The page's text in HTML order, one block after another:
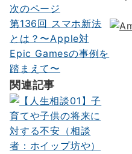
ビ
ゲ
ー
シ
ョ
ン
次のページ
第136回 スマホ新法
とは？〜Apple対
Epic Gamesの事例を
踏まえて〜
関連記事